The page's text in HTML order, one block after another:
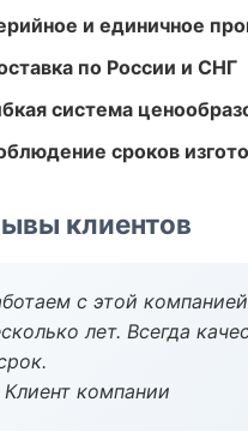
и единичное
по России и СНГ
система
сроков
клиентов
с этой
лет. Всегда
компании